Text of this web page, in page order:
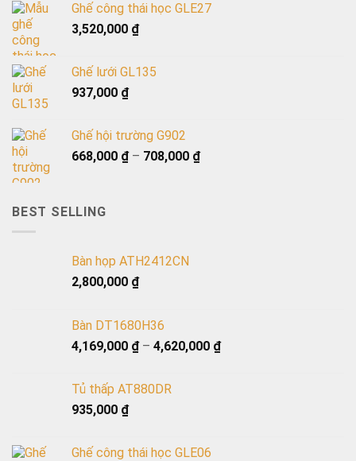
Ghế công thái học GLE27
3,520,000 ₫
Ghế lưới GL135
937,000 ₫
Ghế hội trường G902
668,000 ₫– 708,000 ₫
BEST SELLING
Bàn họp ATH2412CN
2,800,000 ₫
Bàn DT1680H36
4,169,000 ₫– 4,620,000 ₫
Tủ thấp AT880DR
935,000 ₫
Ghế công thái học GLE06